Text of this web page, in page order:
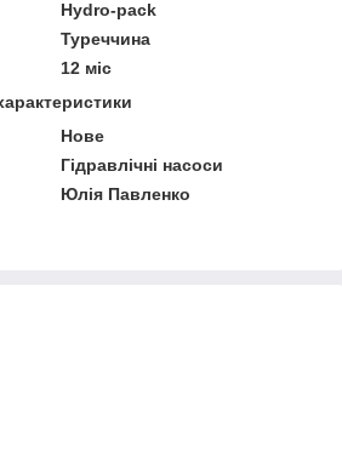
Hydro-pack
Туреччина
12 міс
Нове
Гідравлічні насоси
Юлія Павленко